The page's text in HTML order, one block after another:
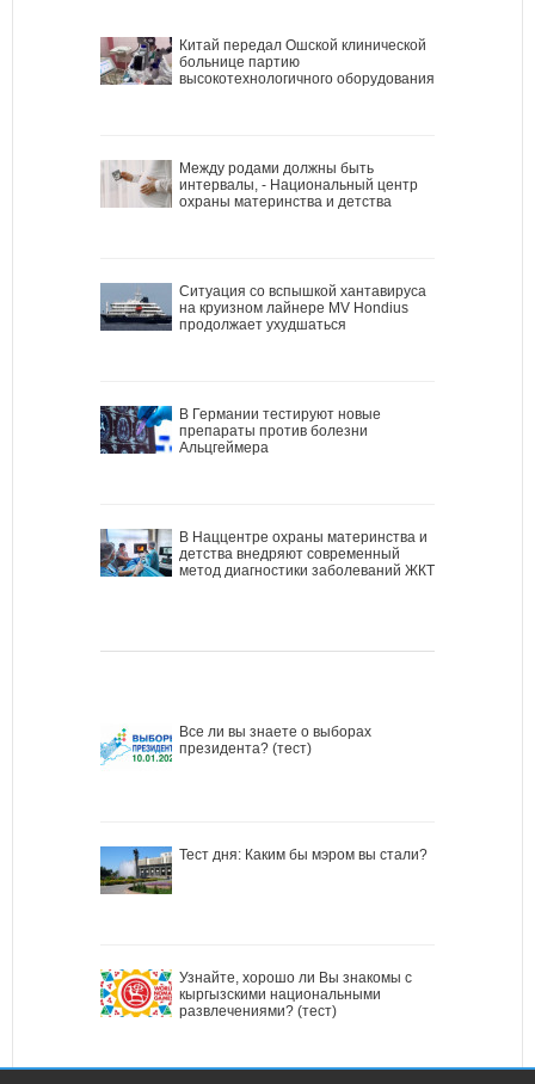
Китай передал Ошской клинической
больнице партию
высокотехнологичного оборудования
Между родами должны быть
интервалы, - Национальный центр
охраны материнства и детства
Ситуация со вспышкой хантавируса
на круизном лайнере MV Hondius
продолжает ухудшаться
В Германии тестируют новые
препараты против болезни
Альцгеймера
В Наццентре охраны материнства и
детства внедряют современный
метод диагностики заболеваний ЖКТ
Все ли вы знаете о выборах
президента? (тест)
Тест дня: Каким бы мэром вы стали?
Узнайте, хорошо ли Вы знакомы с
кыргызскими национальными
развлечениями? (тест)